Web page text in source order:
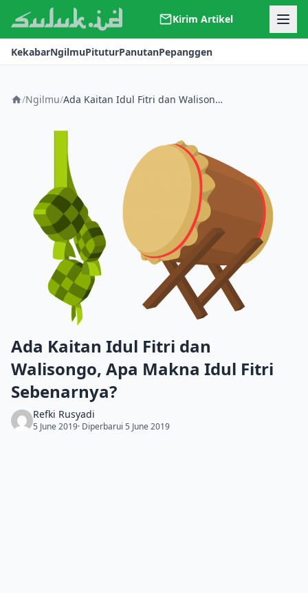
Kirim Artikel
Kerjasama
Kontak
KekabarNgilmuPituturPanutanPepanggen
/Ngilmu/ Ada Kaitan Idul Fitri dan Walisongo, Apa Makna Idul Fitri Sebenarnya?
Ada Kaitan Idul Fitri dan
Walisongo, Apa Makna Idul Fitri
Sebenarnya?
Refki Rusyadi
5 June 2019· Diperbarui 5 June 2019